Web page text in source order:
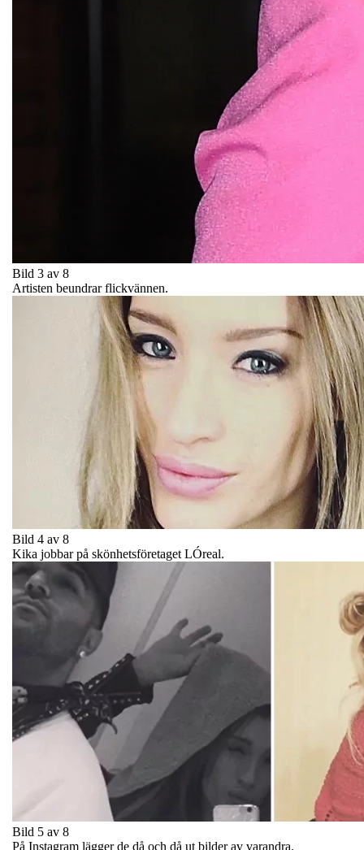
Bild 3 av 8
Artisten beundrar flickvännen.
Bild 4 av 8
Kika jobbar på skönhetsföretaget LÓreal.
Bild 5 av 8
På Instagram lägger de då och då ut bilder av varandra.